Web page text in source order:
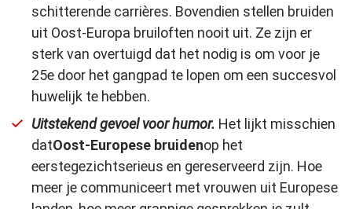
schitterende carrières. Bovendien stellen bruiden
uit Oost-Europa bruiloften nooit uit. Ze zijn er
sterk van overtuigd dat het nodig is om voor je
25e door het gangpad te lopen om een succesvol
huwelijk te hebben.
Uitstekend gevoel voor humor. Het lijkt misschien
datOost-Europese bruidenop het
eerstegezichtserieus en gereserveerd zijn. Hoe
meer je communiceert met vrouwen uit Europese